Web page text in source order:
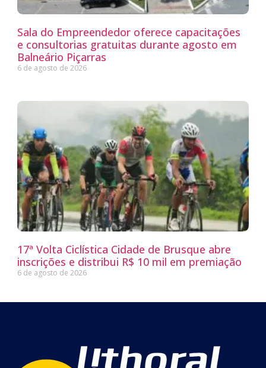
Sala do Empreendedor oferece capacitações
e consultorias gratuitas durante agosto em
Balneário Piçarras
6 de agosto de 2026
17ª Volta Ciclística Cidade de Brusque abre
inscrições e distribui R$ 10 mil em premiação
6 de agosto de 2026